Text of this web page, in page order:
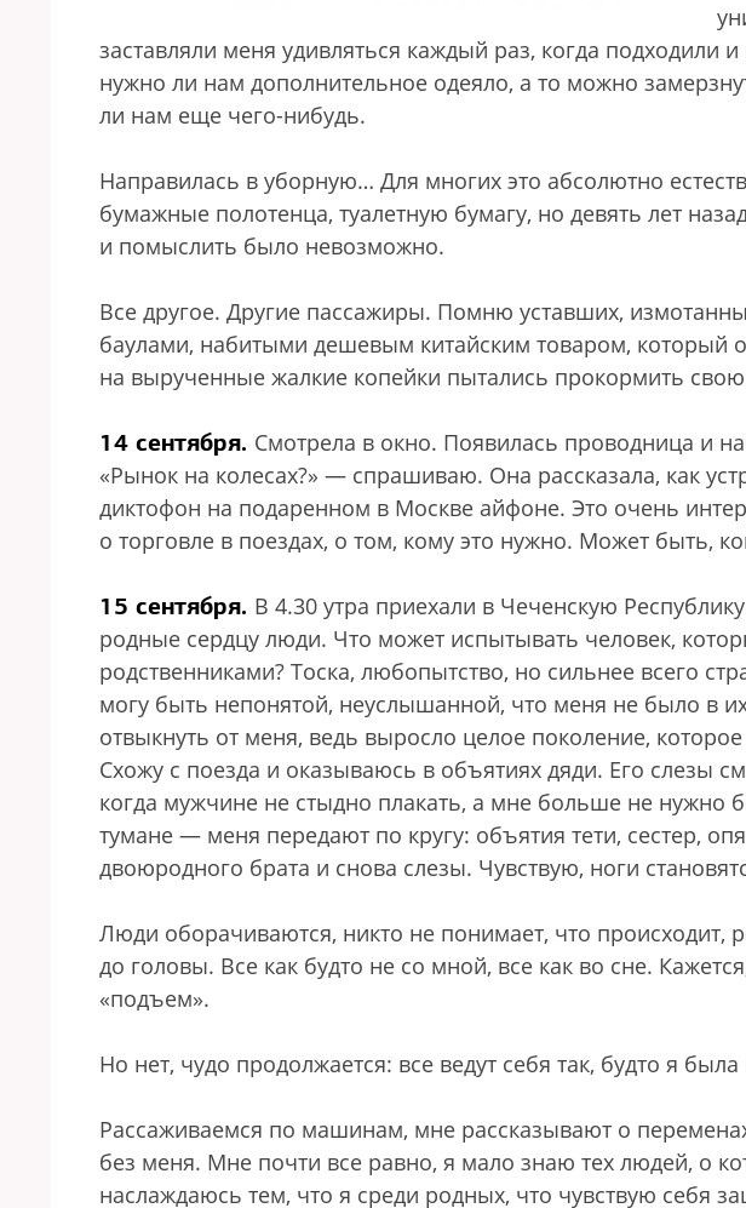
заставляли меня удивляться каждый раз, когда подходили
нужно ли нам дополнительное одеяло, а то можно
ли нам еще чего-нибудь.
Направилась в уборную… Для многих это абсолютно
бумажные полотенца, туалетную бумагу, но девять лет
и помыслить было невозможно.
Все другое. Другие пассажиры. Помню уставших,
баулами, набитыми дешевым китайским товаром, который
на вырученные жалкие копейки пытались прокормить
14 сентября. Смотрела в окно. Появилась проводница и
«Рынок на колесах?» — спрашиваю. Она рассказала, как
диктофон на подаренном в Москве айфоне. Это очень
о торговле в поездах, о том, кому это нужно. Может быть,
15 сентября. В 4.30 утра приехали в Чеченскую
родные сердцу люди. Что может испытывать человек,
родственниками? Тоска, любопытство, но сильнее всего
могу быть непонятой, неуслышанной, что меня не было в
отвыкнуть от меня, ведь выросло целое поколение,
Схожу с поезда и оказываюсь в объятиях дяди. Его слезы
когда мужчине не стыдно плакать, а мне больше не нужно
тумане — меня передают по кругу: объятия тети, сестер,
двоюродного брата и снова слезы. Чувствую, ноги
Люди оборачиваются, никто не понимает, что происходит,
до головы. Все как будто не со мной, все как во сне.
«подъем».
Но нет, чудо продолжается: все ведут себя так, будто я
Рассаживаемся по машинам, мне рассказывают о
без меня. Мне почти все равно, я мало знаю тех людей, о
наслаждаюсь тем, что я среди родных, что чувствую себя